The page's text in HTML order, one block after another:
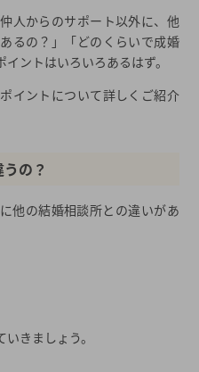
人からのサポート以外に、他
るの？」「どのくらいで成婚
ントはいろいろあるはず。
イントについて詳しくご紹介
の？
他の結婚相談所との違いがあ
きましょう。